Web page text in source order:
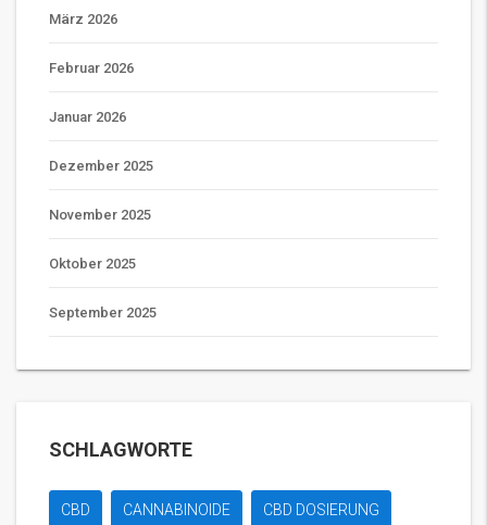
März 2026
Februar 2026
Januar 2026
Dezember 2025
November 2025
Oktober 2025
September 2025
SCHLAGWORTE
CBD CANNABINOIDE CBD DOSIERUNG